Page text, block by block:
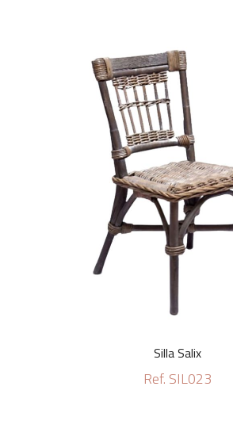
Silla Salix
Ref. SIL023